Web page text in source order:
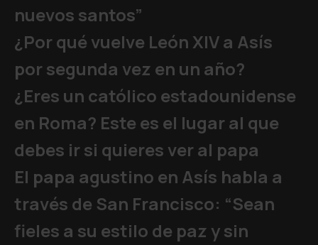
nuevos santos”
¿Por qué vuelve León XIV a Asís
por segunda vez en un año?
¿Eres un católico estadounidense
en Roma? Este es el lugar al que
debes ir si quieres ver al papa
El papa agustino en Asís habla a
través de San Francisco: “Sean
fieles a su estilo de paz y sin